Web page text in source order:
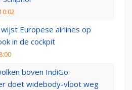
wijst Europese airlines op
in de cockpit
boven IndiGo:
doet widebody-vloot weg